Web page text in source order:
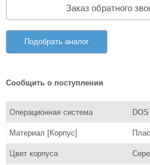
Заказ обратного
Подобрать аналог
Сообщить о поступлении
Операционная система DOS
Материал [Корпус]
Цвет корпуса